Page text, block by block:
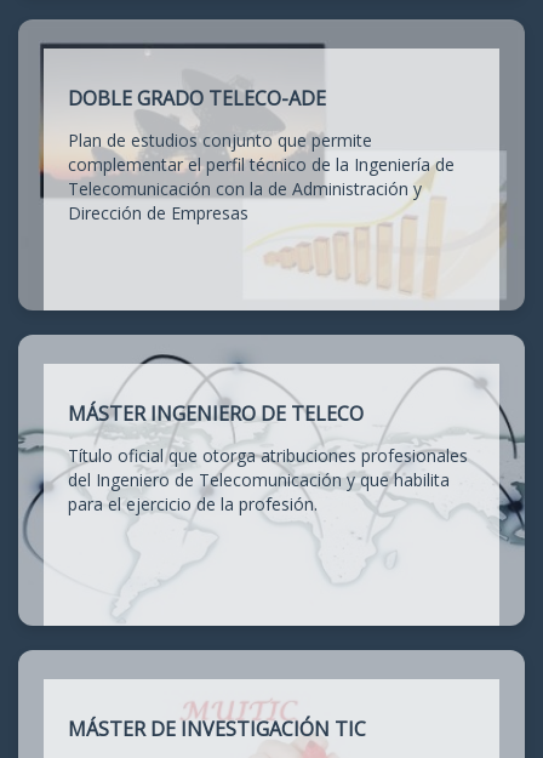
DOBLE GRADO TELECO-ADE
Plan de estudios conjunto que permite
complementar el perfil técnico de la Ingeniería de
Telecomunicación con la de Administración y
Dirección de Empresas
MÁSTER INGENIERO DE TELECO
Título oficial que otorga atribuciones profesionales
del Ingeniero de Telecomunicación y que habilita
para el ejercicio de la profesión.
MÁSTER DE INVESTIGACIÓN TIC